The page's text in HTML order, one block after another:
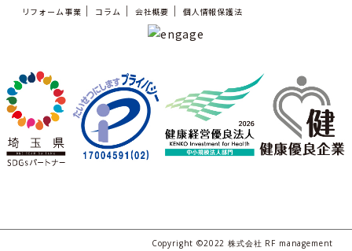
リフォーム事業
コラム
会社概要
個人情報保護法
Copyright ©2022 株式会社 RF management